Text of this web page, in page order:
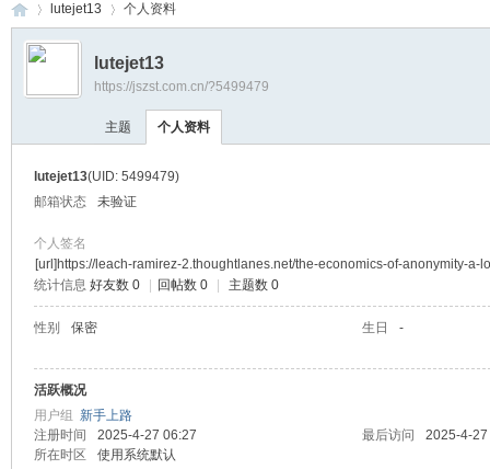
›
lutejet13 个人资料
lutejet13
https://jszst.com.cn/?5499479
主题 个人资料
lutejet13(UID: 5499479)
邮箱状态
未验证
个人签名
[url]https://leach-ramirez-2.thoughtlanes.net/the-economics-of-anonymity-a-
统计信息 好友数 0 回帖数 0 主题数 0
性别 保密 生日 -
活跃概况
用户组 新手上路
注册时间
2025-4-27 06:27 最后访问
2025-4-
所在时区
使用系统默认